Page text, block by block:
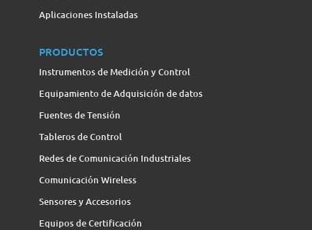
Aplicaciones Instaladas
PRODUCTOS
Instrumentos de Medición y Control
Equipamiento de Adquisición de datos
Fuentes de Tensión
Tableros de Control
Redes de Comunicación Industriales
Comunicación Wireless
Sensores y Accesorios
Equipos de Certificación